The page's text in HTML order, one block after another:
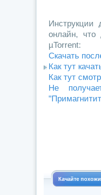
Инструкции
онлайн, что
µTorrent:
Скачать
Как тут
Как тут
Не
Качайте